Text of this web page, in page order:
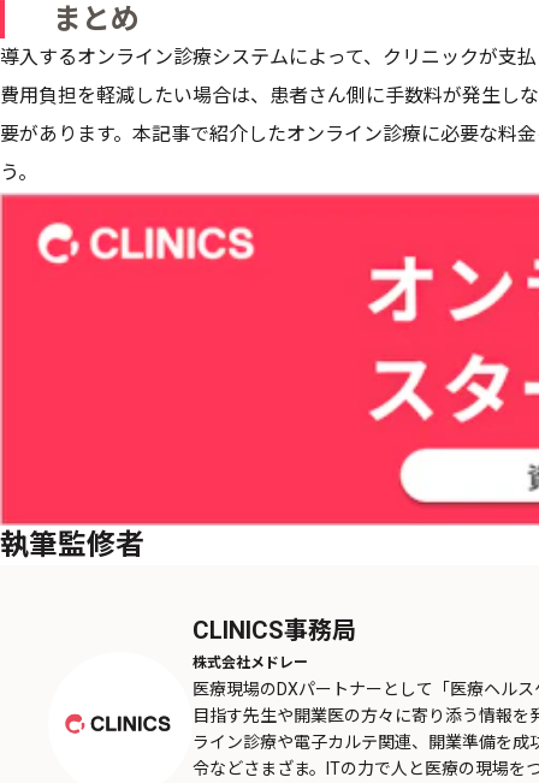
まとめ
導入するオンライン診療システムによって、クリニックが支
費用負担を軽減したい場合は、患者さん側に手数料が発生し
要があります。本記事で紹介したオンライン診療に必要な料
う。
執筆監修者
CLINICS事務局
株式会社メドレー
医療現場のDXパートナーとして「医療ヘル
目指す先生や開業医の方々に寄り添う情報
ライン診療や電子カルテ関連、開業準備を
令などさまざま。ITの力で人と医療の現場を